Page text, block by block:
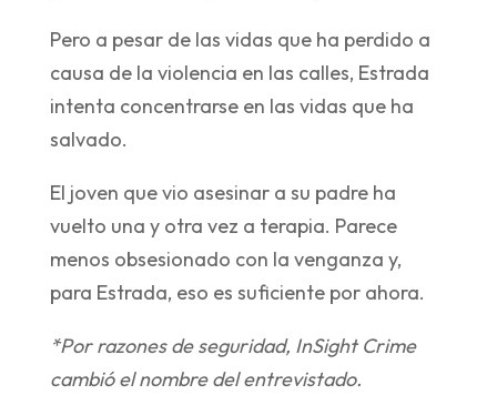
Pero a pesar de las vidas que ha perdido a
causa de la violencia en las calles, Estrada
intenta concentrarse en las vidas que ha
salvado.
El joven que vio asesinar a su padre ha
vuelto una y otra vez a terapia. Parece
menos obsesionado con la venganza y,
para Estrada, eso es suficiente por ahora.
*Por razones de seguridad, InSight Crime
cambió el nombre del entrevistado.